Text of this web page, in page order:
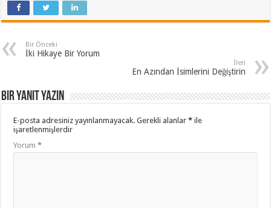
Bir Önceki
İki Hikaye Bir Yorum
İleri
En Azından İsimlerini Değiştirin
Bir yanıt yazın
E-posta adresiniz yayınlanmayacak. Gerekli alanlar* ile
işaretlenmişlerdir
Yorum*